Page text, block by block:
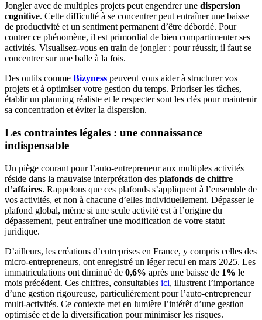
Jongler avec de multiples projets peut engendrer une dispersion
cognitive. Cette difficulté à se concentrer peut entraîner une baisse
de productivité et un sentiment permanent d’être débordé. Pour
contrer ce phénomène, il est primordial de bien compartimenter ses
activités. Visualisez-vous en train de jongler : pour réussir, il faut se
concentrer sur une balle à la fois.
Des outils comme Bizyness peuvent vous aider à structurer vos
projets et à optimiser votre gestion du temps. Prioriser les tâches,
établir un planning réaliste et le respecter sont les clés pour maintenir
sa concentration et éviter la dispersion.
Les contraintes légales : une connaissance
indispensable
Un piège courant pour l’auto-entrepreneur aux multiples activités
réside dans la mauvaise interprétation des plafonds de chiffre
d’affaires. Rappelons que ces plafonds s’appliquent à l’ensemble de
vos activités, et non à chacune d’elles individuellement. Dépasser le
plafond global, même si une seule activité est à l’origine du
dépassement, peut entraîner une modification de votre statut
juridique.
D’ailleurs, les créations d’entreprises en France, y compris celles des
micro-entrepreneurs, ont enregistré un léger recul en mars 2025. Les
immatriculations ont diminué de 0,6% après une baisse de 1% le
mois précédent. Ces chiffres, consultables ici, illustrent l’importance
d’une gestion rigoureuse, particulièrement pour l’auto-entrepreneur
multi-activités. Ce contexte met en lumière l’intérêt d’une gestion
optimisée et de la diversification pour minimiser les risques.